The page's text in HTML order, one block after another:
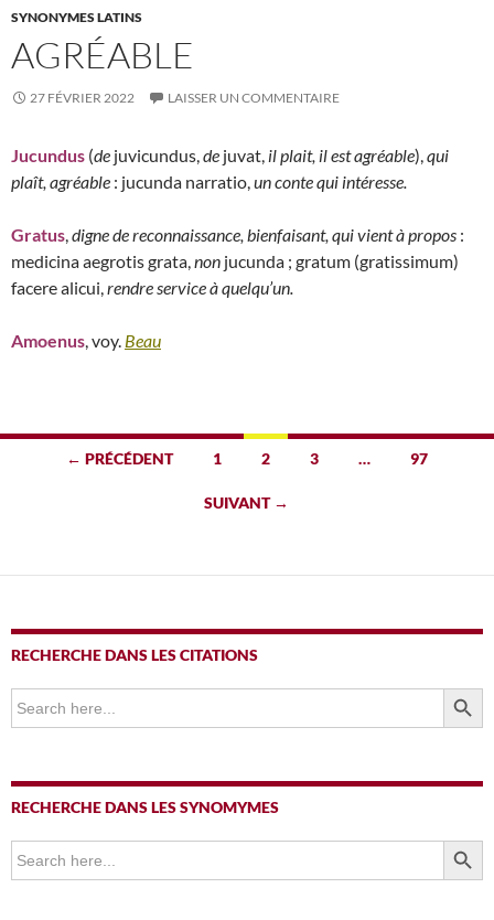
SYNONYMES LATINS
AGRÉABLE
27 FÉVRIER 2022 LAISSER UN COMMENTAIRE
Jucundus (de juvicundus,de juvat, il plait, il est agréable),qui
plaît, agréable : jucunda narratio,un conte qui intéresse.
Gratus,digne de reconnaissance, bienfaisant, qui vient à propos :
medicina aegrotis grata,non jucunda ; gratum (gratissimum)
facere alicui,rendre service à quelqu’un.
Amoenus, voy. Beau
Navigation
← PRÉCÉDENT 1 2 3 … 97
SUIVANT →
RECHERCHE DANS LES CITATIONS
Search
for:
SEARCH
RECHERCHE DANS LES SYNOMYMES
Search
for:
SEARCH